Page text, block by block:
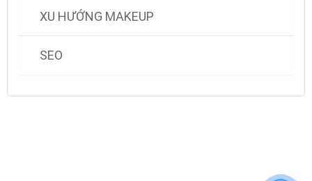
XU HƯỚNG MAKEUP
SEO